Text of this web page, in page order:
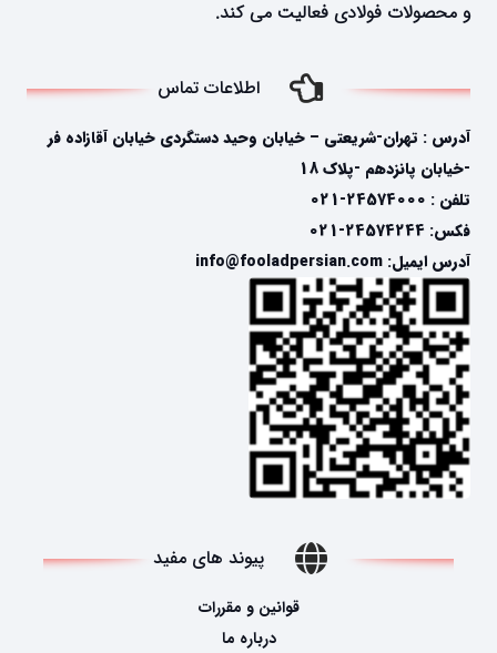
و محصولات فولادی فعالیت می کند.
اطلاعات تماس
آدرس : تهران-شریعتی – خیابان وحید دستگردی خیابان آقازاده فر
-خیابان پانزدهم -پلاک 18
تلفن : 24574000-021
فکس: 24574244-021
آدرس ایمیل: info@fooladpersian.com
پیوند های مفید
قوانین و مقررات
درباره ما